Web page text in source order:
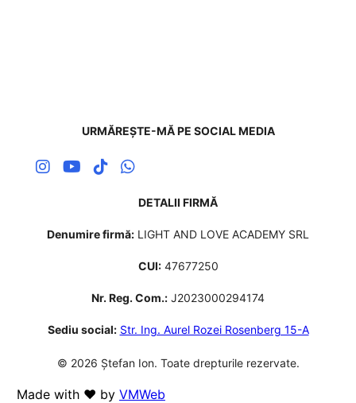
URMĂREȘTE-MĂ PE SOCIAL MEDIA
DETALII FIRMĂ
Denumire firmă: LIGHT AND LOVE ACADEMY SRL
CUI:47677250
Nr. Reg. Com.: J2023000294174
Sediu social: Str. Ing. Aurel Rozei Rosenberg 15-A
© 2026 Ștefan Ion. Toate drepturile rezervate.
Made with ❤️ by VMWeb